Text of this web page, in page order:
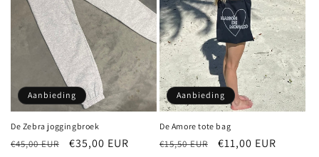
e
Aanbieding
De Zebra joggingbroek
Normale
€45,00 EUR Aanbiedingsprijs
€35,00 EUR
Aanbieding
De Amore tote bag
Normale
€15,50 EUR Aanbiedingsprijs
€11,00 EUR